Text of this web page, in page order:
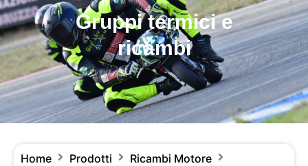
Gruppi termici e
ricambi
Home Prodotti
Ricambi Motore